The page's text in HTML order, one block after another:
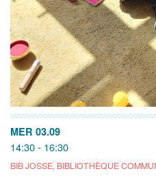
MER 03.09
14:30 - 16:30
BIB JOSSE, BIBLIOTHÈQUE